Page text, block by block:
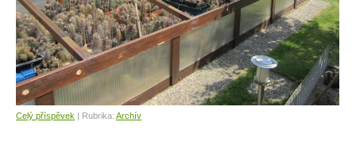
Celý příspěvek | Rubrika: Archív